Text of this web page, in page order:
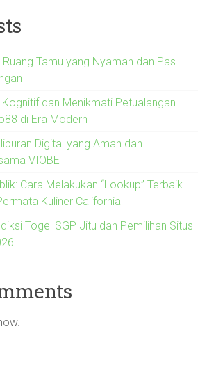
Tamu yang Nyaman dan Pas
dan Menikmati Petualangan
di Era Modern
Digital yang Aman dan
VIOBET
Cara Melakukan “Lookup” Terbaik
Kuliner California
Togel SGP Jitu dan Pemilihan Situs